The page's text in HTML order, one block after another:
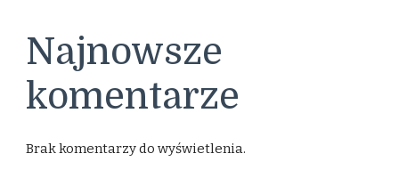
Najnowsze
komentarze
Brak komentarzy do wyświetlenia.